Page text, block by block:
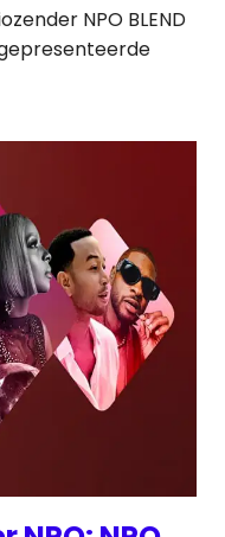
NPO BLEND